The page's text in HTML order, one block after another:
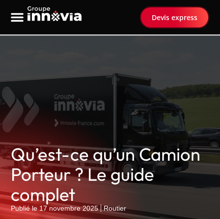
Devis express
Qu’est-ce qu’un Camion
Porteur ? Le guide
complet
Publié le 17 novembre 2025 Routier